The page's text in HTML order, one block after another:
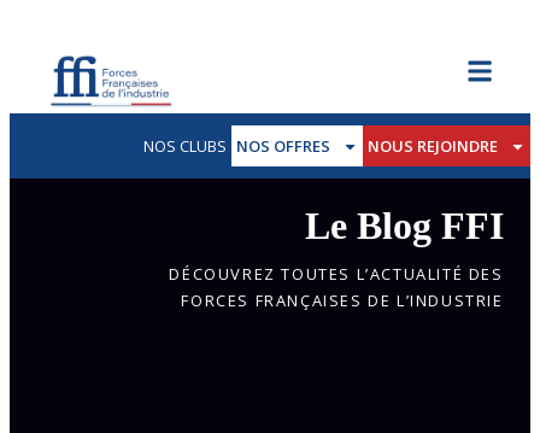
NOS CLUBS NOS OFFRES NOUS REJOINDRE
Le Blog FFI
DÉCOUVREZ TOUTES L’ACTUALITÉ DES
FORCES FRANÇAISES DE L’INDUSTRIE